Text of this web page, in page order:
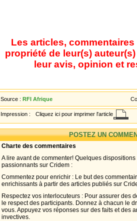
Les articles,
propriété de leur(s)
leur avis, opinion et
Source : RFI Afrique
Impression : Cliquez ici pour imprimer l'article
POSTEZ UN
Charte des commentaires
A lire avant de commenter! Quelques
passionnants sur Cridem :
Commentez pour enrichir : Le but des
enrichissants à partir des articles publiés sur
Respectez vos interlocuteurs : Pour assurer des
le respect des participants. Donnez à chacun le
vous. Appuyez vos réponses sur des faits et des
invectives.